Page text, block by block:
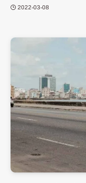
2022-03-08